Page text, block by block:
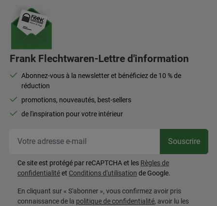
Frank Flechtwaren-Lettre d'information
Abonnez-vous à la newsletter et bénéficiez de 10 % de
réduction
promotions, nouveautés, best-sellers
de l'inspiration pour votre intérieur
Souscrire
Ce site est protégé par reCAPTCHA et les Règles de
confidentialitéet Conditions d'utilisation de Google.
En cliquant sur « S'abonner », vous confirmez avoir pris
connaissance de la politique de confidentialité, avoir lu les